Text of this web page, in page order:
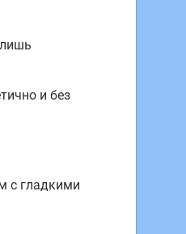
и без
с гладкими